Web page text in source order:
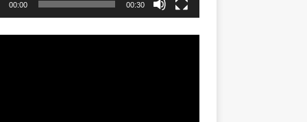
00:00 00:30